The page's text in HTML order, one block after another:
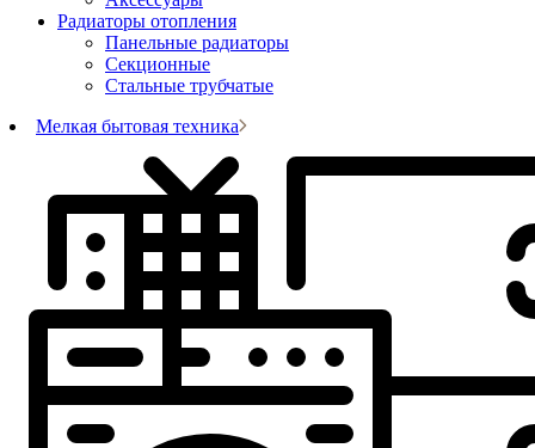
Радиаторы отопления
Панельные радиаторы
Секционные
Стальные трубчатые
Мелкая бытовая техника